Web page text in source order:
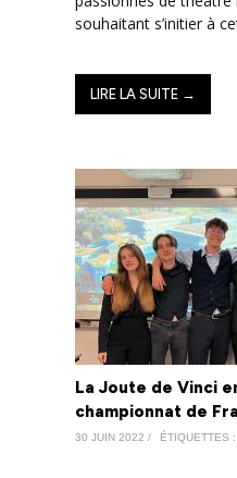
souhaitant s’initier à
LIRE LA SUITE →
La Joute de Vinci
championnat de
30 JUIN 2022 / ÉTIQUETTES :